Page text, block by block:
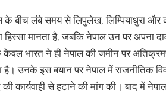
बीच लंबे समय से लिपुलेख, लिम्पियाधुरा और
हिस्सा मानता है, जबकि नेपाल उन पर अपना
भारत ने ही नेपाल की जमीन पर
उनके इस बयान पर नेपाल में राजनीतिक
कार्यवाही से हटाने की मांग की। बाद में